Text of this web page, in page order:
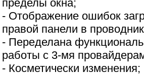
пределы окна;
- Отображение ошибок
правой панели в
- Переделана
работы с 3-мя
- Косметически изменения;